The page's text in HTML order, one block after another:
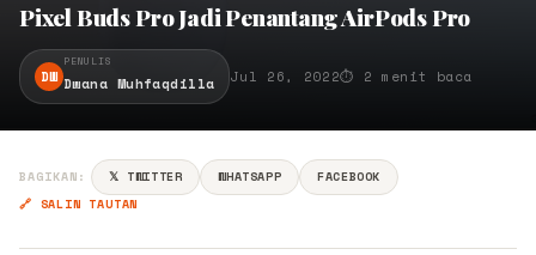
Pixel Buds Pro Jadi Penantang AirPods Pro
DW
PENULIS
Dwana Muhfaqdilla Jul 26, 2022⏱ 2 menit baca
BAGIKAN: 𝕏 TWITTER WHATSAPP
FACEBOOK
🔗 SALIN TAUTAN